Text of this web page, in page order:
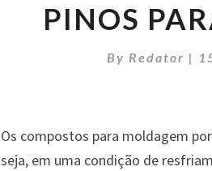
PINOS
By Redator |
Os compostos para moldagem
seja, em uma condição de